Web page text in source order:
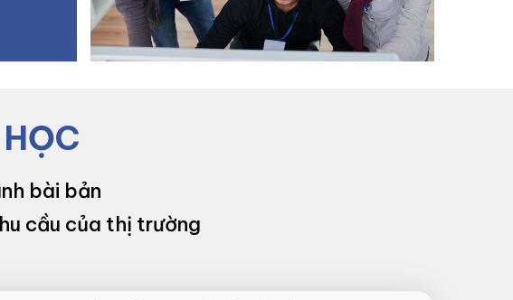
bài bản
cầu của thị trường